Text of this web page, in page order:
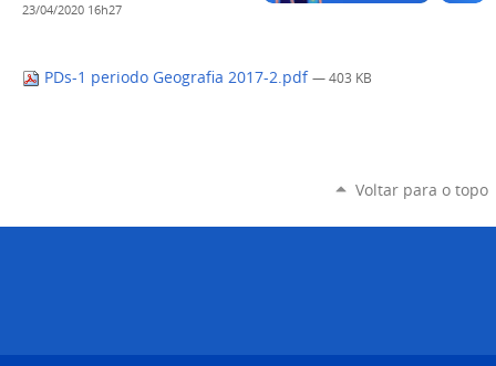
23/04/2020 16h27
PDs-1 periodo Geografia 2017-2.pdf — 403 KB
Voltar para o topo